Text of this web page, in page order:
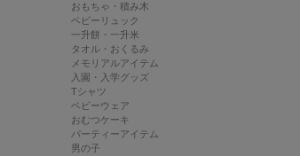
おもちゃ・積み木
ベビーリュック
一升餅・一升米
タオル・おくるみ
メモリアルアイテム
入園・入学グッズ
Tシャツ
ベビーウェア
おむつケーキ
パーティーアイテム
男の子